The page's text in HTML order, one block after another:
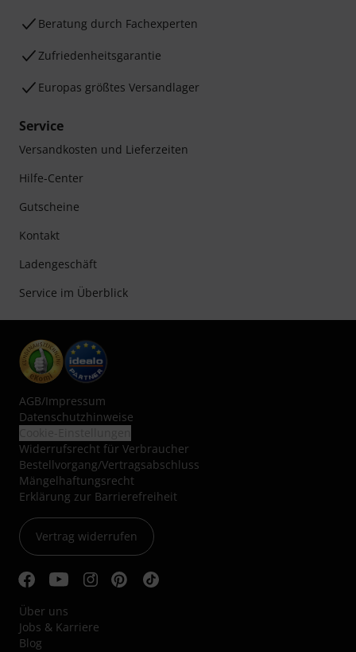
Beratung durch Fachexperten
Zufriedenheitsgarantie
Europas größtes Versandlager
Service
Versandkosten und Lieferzeiten
Hilfe-Center
Gutscheine
Kontakt
Ladengeschäft
Service im Überblick
AGB/Impressum
Datenschutzhinweise
Widerrufsrecht für Verbraucher
Bestellvorgang/Vertragsabschluss
Mängelhaftungsrecht
Erklärung zur Barrierefreiheit
Vertrag widerrufen
Über uns
Jobs & Karriere
Blog